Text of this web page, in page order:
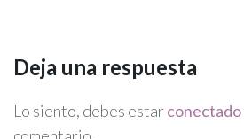
Deja una respuesta
Lo siento, debes estarconectado